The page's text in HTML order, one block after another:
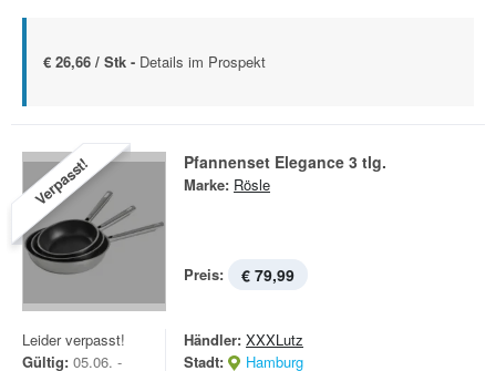
€ 26,66 / Stk - Details im Prospekt
Verpasst! Pfannenset Elegance 3 tlg.
Marke: Rösle
Preis: € 79,99
Leider verpasst!
Gültig: 05.06. -
Händler: XXXLutz
Stadt:
Hamburg